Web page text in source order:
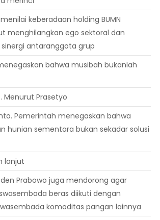
menilai keberadaan holding BUMN
menghilangkan ego sektoral dan
antaranggota grup
menegaskan bahwa musibah bukanlah
Menurut Prasetyo
Pemerintah menegaskan bahwa
hunian sementara bukan sekadar solusi
lanjut
Prabowo juga mendorong agar
beras diikuti dengan
komoditas pangan lainnya